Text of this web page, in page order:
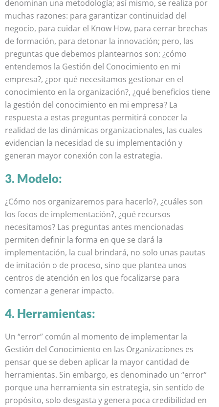
denominan una metodología; así mismo, se realiza por
muchas razones: para garantizar continuidad del
negocio, para cuidar el Know How, para cerrar brechas
de formación, para detonar la innovación; pero, las
preguntas que debemos plantearnos son: ¿cómo
entendemos la Gestión del Conocimiento en mi
empresa?, ¿por qué necesitamos gestionar en el
conocimiento en la organización?, ¿qué beneficios tiene
la gestión del conocimiento en mi empresa? La
respuesta a estas preguntas permitirá conocer la
realidad de las dinámicas organizacionales, las cuales
evidencian la necesidad de su implementación y
generan mayor conexión con la estrategia.
3. Modelo:
¿Cómo nos organizaremos para hacerlo?, ¿cuáles son
los focos de implementación?, ¿qué recursos
necesitamos? Las preguntas antes mencionadas
permiten definir la forma en que se dará la
implementación, la cual brindará, no solo unas pautas
de imitación o de proceso, sino que plantea unos
centros de atención en los que focalizarse para
comenzar a generar impacto.
4. Herramientas:
Un “error” común al momento de implementar la
Gestión del Conocimiento en las Organizaciones es
pensar que se deben aplicar la mayor cantidad de
herramientas. Sin embargo, es denominado un “error”
porque una herramienta sin estrategia, sin sentido de
propósito, solo desgasta y genera poca credibilidad en